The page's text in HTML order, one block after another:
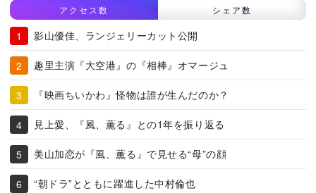
アクセス数 シェア数
影山優佳、ランジェリーカット公開
趣里主演『大空港』の『相棒』オマージュ
『映画ちいかわ』怪物は誰が生んだのか？
見上愛、『風、薫る』との1年を振り返る
美山加恋が『風、薫る』で見せる“母”の顔
“朝ドラ”とともに躍進した中村倫也